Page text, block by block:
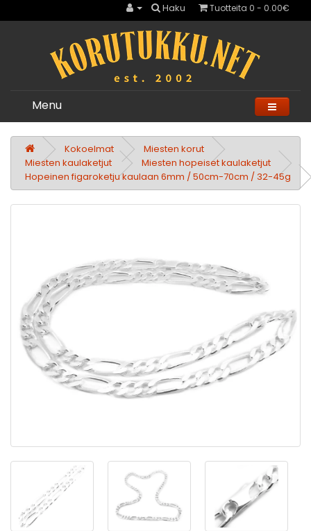
Haku Tuotteita 0 - 0.00€
Menu
Kokoelmat
Miesten korut
Miesten kaulaketjut
Miesten hopeiset kaulaketjut
Hopeinen figaroketju kaulaan 6mm / 50cm-70cm / 32-45g